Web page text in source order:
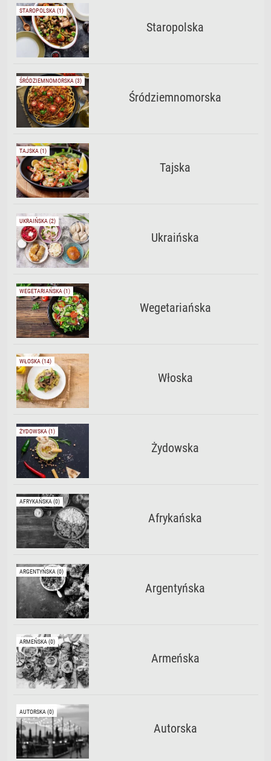
STAROPOLSKA (1)
Staropolska
ŚRÓDZIEMNOMORSKA (3)
Śródziemnomorska
TAJSKA (1)
Tajska
UKRAIŃSKA (2)
Ukraińska
WEGETARIAŃSKA (1)
Wegetariańska
WŁOSKA (14)
Włoska
ŻYDOWSKA (1)
Żydowska
AFRYKAŃSKA (0)
Afrykańska
ARGENTYŃSKA (0)
Argentyńska
ARMEŃSKA (0)
Armeńska
AUTORSKA (0)
Autorska